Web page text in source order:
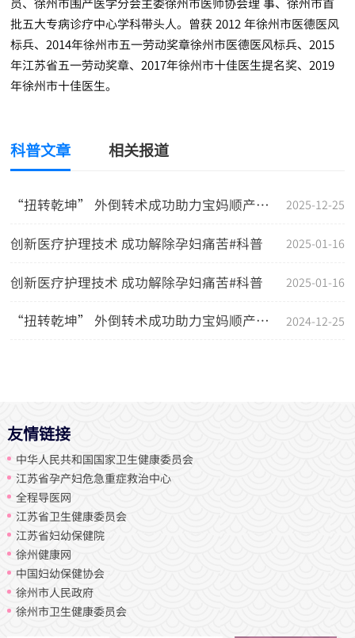
批五大专病诊疗中心学科带头人。曾获 2012 年徐州市医德医风
标兵、2014年徐州市五一劳动奖章徐州市医德医风标兵、2015
年江苏省五一劳动奖章、2017年徐州市十佳医生提名奖、2019
年徐州市十佳医生。
科普文章 相关报道
“扭转乾坤” 外倒转术成功助力宝妈顺产梦 #科普 2025-12-25
创新医疗护理技术 成功解除孕妇痛苦#科普 2025-01-16
创新医疗护理技术 成功解除孕妇痛苦#科普 2025-01-16
“扭转乾坤” 外倒转术成功助力宝妈顺产梦 #科普 2024-12-25
友情链接
中华人民共和国国家卫生健康委员会
江苏省孕产妇危急重症救治中心
全程导医网
江苏省卫生健康委员会
江苏省妇幼保健院
徐州健康网
中国妇幼保健协会
徐州市人民政府
徐州市卫生健康委员会